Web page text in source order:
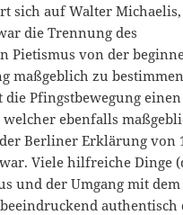
sich auf Walter
die Trennung des
Pietismus von der
maßgeblich zu
Pfingstbewegung
welcher ebenfalls
Berliner Erklärung von
Viele hilfreiche Dinge
und der Umgang mit
authentisch